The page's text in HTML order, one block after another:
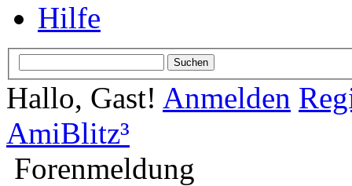
Hilfe
Hallo, Gast! Anmelden
AmiBlitz³
Forenmeldung